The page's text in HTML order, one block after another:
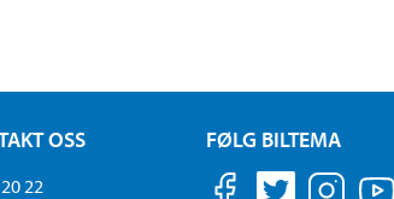
OSS
22
FØLG BILTEMA